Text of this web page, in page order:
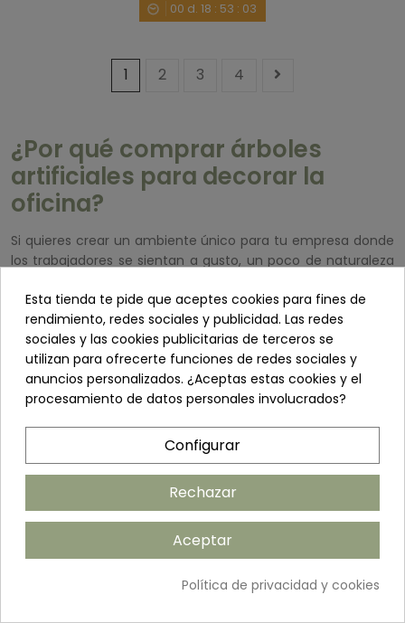
00 d. 18 : 53 : 02
1 2 3 4
¿Por qué comprar árboles
artificiales para decorar la
oficina?
Si quieres crear un ambiente único para tu empresa donde
los trabajadores se sientan a gusto, un poco de naturaleza
concreto, al utilizar árboles artificiales para la oficina
crearás la impresión de gran creatividad y originalidad sin
tan solo requerir su mantenimiento. Dotados de gran
realismo, los árboles artificiales pueden encontrarse en
todas las clases y especies por lo que contarás con
multitud de posibilidades que resultarían imposibles de
Ventajas de decorar oficinas
con árboles artificiales
fabricados con tela 100% poliéster, alambre de metal y
Esta tienda te pide que aceptes cookies para fines de
rendimiento, redes sociales y publicidad. Las redes
sociales y las cookies publicitarias de terceros se
utilizan para ofrecerte funciones de redes sociales y
anuncios personalizados. ¿Aceptas estas cookies y el
procesamiento de datos personales involucrados?
Configurar
Rechazar
Aceptar
Política de privacidad y cookies